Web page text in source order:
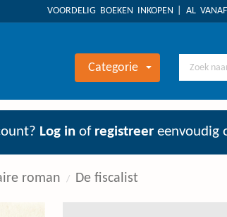
VOORDELIG BOEKEN INKOPEN AL
Categorie
Log in of registreer eenvoudig
roman De fiscalist